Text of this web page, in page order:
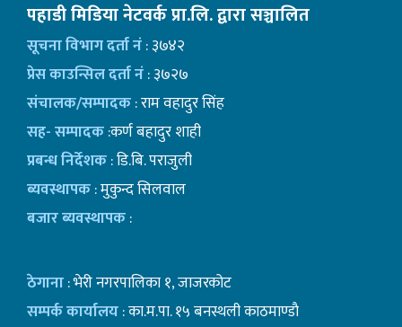
पहाडी मिडिया नेटवर्क प्रा.लि. द्वारा सञ्चालित
सूचना विभाग दर्ता नं: ३७४२
प्रेस काउन्सिल दर्ता नं: ३७२७
संचालक/सम्पादक: राम वहादुर सिंह
सह- सम्पादक:कर्ण बहादुर शाही
प्रबन्ध निर्देशक: डि.बि. पराजुली
ब्यवस्थापक: मुकुन्द सिलवाल
बजार ब्यवस्थापक:
ठेगाना: भेरी नगरपालिका १, जाजरकोट
सम्पर्क कार्यालय: का.म.पा. १५ बनस्थली काठमाण्डाै